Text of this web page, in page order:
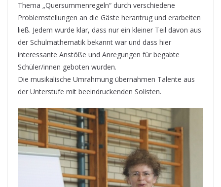
Thema „Quersummenregeln“ durch verschiedene
Problemstellungen an die Gäste herantrug und erarbeiten
ließ. Jedem wurde klar, dass nur ein kleiner Teil davon aus
der Schulmathematik bekannt war und dass hier
interessante Anstöße und Anregungen für begabte
Schüler/innen geboten wurden.
Die musikalische Umrahmung übernahmen Talente aus
der Unterstufe mit beeindruckenden Solisten.